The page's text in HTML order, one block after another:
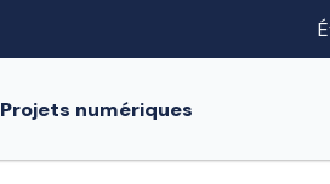
Projets numériques